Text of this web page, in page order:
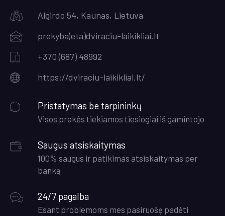
Algirdo 54, Kaunas, Lietuva
prekyba(eta)dviraciu-laikikliai.lt
+370 (687) 48992
https://dviraciu-laikikliai.lt/
Pristatymas be tarpininkų
Visos prekės tiekiamos tiesiogiai iš gamintojo
Saugus atsiskaitymas
100% saugus ir patikimas atsiskaitymas per
banką
24/7 pagalba
Esant problemoms mes pasiruošę padėti